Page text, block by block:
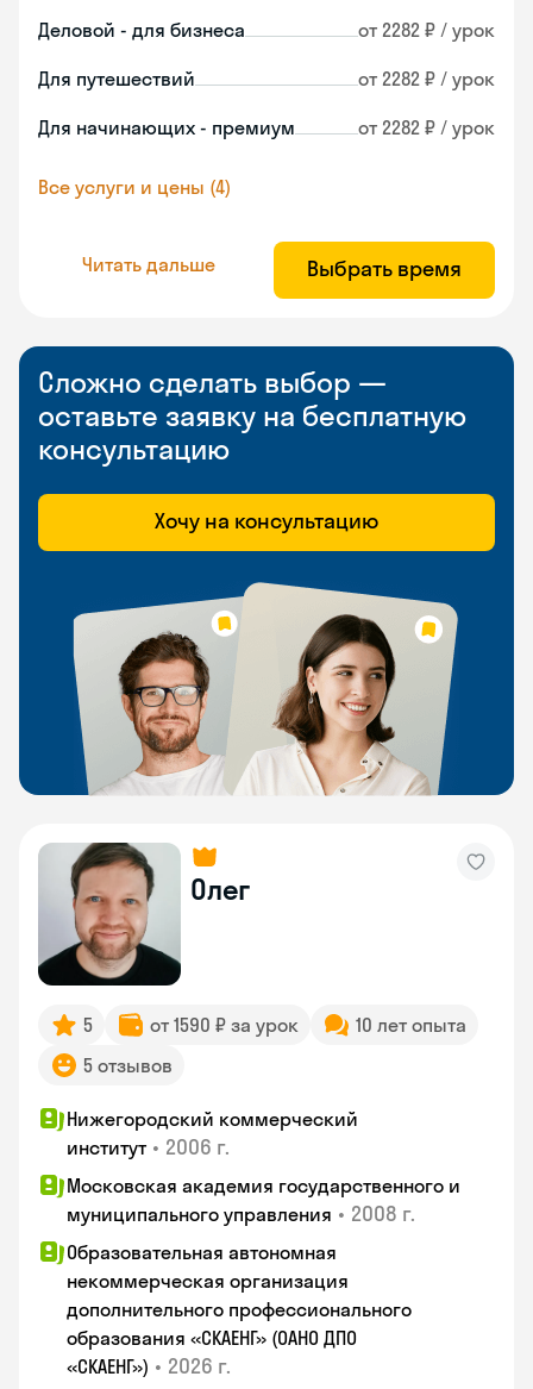
Деловой - для бизнеса от 2282 ₽ / урок
Для путешествий от 2282 ₽ / урок
Для начинающих - премиум от 2282 ₽ / урок
Все услуги и цены (4)
Читать дальше Выбрать время
Сложно сделать выбор —
оставьте заявку на бесплатную
консультацию
Хочу на консультацию
Олег
5 от 1590 ₽ за урок
10 лет опыта
5 отзывов
Нижегородский коммерческий
институт • 2006 г.
Московская академия государственного и
муниципального управления • 2008 г.
Образовательная автономная
некоммерческая организация
дополнительного профессионального
образования «СКАЕНГ» (ОАНО ДПО
«СКАЕНГ») • 2026 г.